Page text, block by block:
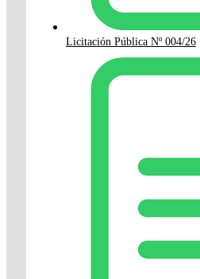
Licitación Pública Nº 004/26